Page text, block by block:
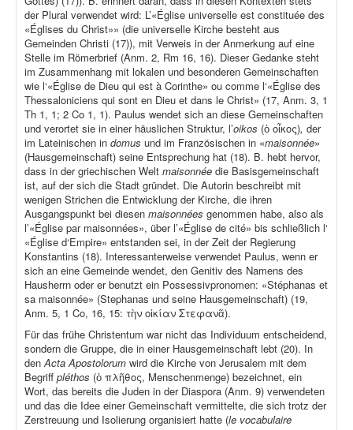
der Plural verwendet wird: L’«Église universelle est constituée des
«Églises du Christ»» (die universelle Kirche besteht aus
Gemeinden Christi (17)), mit Verweis in der Anmerkung auf eine
Stelle im Römerbrief (Anm. 2, Rm 16, 16). Dieser Gedanke steht
im Zusammenhang mit lokalen und besonderen Gemeinschaften
wie l‘«Église de Dieu qui est à Corinthe» ou comme l‘«Église des
Thessaloniciens qui sont en Dieu et dans le Christ» (17, Anm. 3, 1
Th 1, 1; 2 Co 1, 1). Paulus wendet sich an diese Gemeinschaften
und verortet sie in einer häuslichen Struktur, l’oikos (ὁ οἶκος), der
im Lateinischen in domus und im Französischen in «maisonnée»
(Hausgemeinschaft) seine Entsprechung hat (18). B. hebt hervor,
dass in der griechischen Welt maisonnée die Basisgemeinschaft
ist, auf der sich die Stadt gründet. Die Autorin beschreibt mit
wenigen Strichen die Entwicklung der Kirche, die ihren
Ausgangspunkt bei diesen maisonnées genommen habe, also als
l’«Église par maisonnées», über l’«Église de cité» bis schließlich l‘
«Église d‘Empire» entstanden sei, in der Zeit der Regierung
Konstantins (18). Interessanterweise verwendet Paulus, wenn er
sich an eine Gemeinde wendet, den Genitiv des Namens des
Hausherrn oder er benutzt ein Possessivpronomen: «Stéphanas et
sa maisonnée» (Stephanas und seine Hausgemeinschaft) (19,
Anm. 5, 1 Co, 16, 15: τὴν οἰκίαν Στεφανᾶ).
Für das frühe Christentum war nicht das Individuum entscheidend,
sondern die Gruppe, die in einer Hausgemeinschaft lebt (20). In
denActa Apostolorum wird die Kirche von Jerusalem mit dem
Begriff pléthos (ὁ πλῆθος, Menschenmenge) bezeichnet, ein
Wort, das bereits die Juden in der Diaspora (Anm. 9) verwendeten
und das die Idee einer Gemeinschaft vermittelte, die sich trotz der
Zerstreuung und Isolierung organisiert hatte (le vocabulaire